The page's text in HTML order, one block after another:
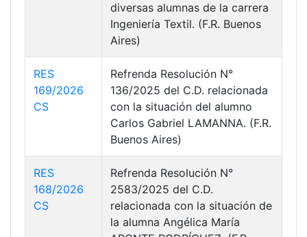
diversas alumnas de la carrera
Ingeniería Textil. (F.R. Buenos
Aires)
RES
169/2026
CS
Refrenda Resolución N°
136/2025 del C.D. relacionada
con la situación del alumno
Carlos Gabriel LAMANNA. (F.R.
Buenos Aires)
RES
168/2026
CS
Refrenda Resolución N°
2583/2025 del C.D.
relacionada con la situación de
la alumna Angélica María